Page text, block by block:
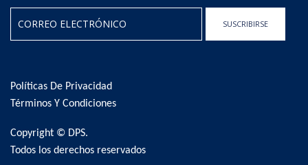
Our
Newsletter:
SUSCRIBIRSE
Políticas De Privacidad
Términos Y Condiciones
Copyright © DPS.
Todos los derechos reservados